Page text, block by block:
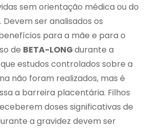
sem orientação médica ou do
ser analisados os
para a mãe e para o
de BETA-LONGdurante a
estudos controlados sobre a
não foram realizados, mas é
a barreira placentária. Filhos
doses significativas de
a gravidez devem ser